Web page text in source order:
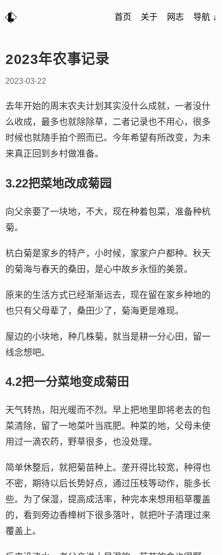
首页 关于 网志 导航 ↓
2023年农事记录
2023-03-22
去年开始的周末农夫计划其实没什么成就，一者没什
么收成，最多也就除除草，二者记录也不用心，很多
时候也就随手拍个照而已。今年希望有所改变，为未
来真正回到乡村做准备。
3.22把菜地改成菊园
向父亲要了一块地，不大，现在种着包菜，准备种杭
菊。
杭白菊是家乡的特产，小时候，家家户户都种。秋天
的菊海与春天的桑田，是心中故乡永恒的美景。
原来的生活方式已经渐渐远去，现在留在家乡种地的
也只有父母辈了，桑田少了，菊海更是难现。
屋边的小块地，种几株菊，就当是耕一分心田，留一
线念想吧。
4.2把一分菜地变成菊田
天气转热，阳光暖而不烈。早上把地里即将老去的包
菜清除，留了一地菜叶当底肥。种菜的地，父母未使
用过一滴农药，野草很多，也没处理。
简单休整后，就把菊苗种上。垄开得比较宽，种得也
不密，期待以后长势好点，通过压枝等动作，能多长
些。为了保湿，提高成活率，种完本来想用稻草覆盖
的，看到旁边香樟树下很多落叶，就把叶子清理过来
覆盖上。